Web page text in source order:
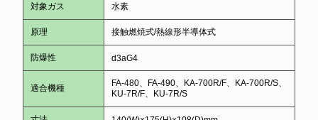
対象ガス 水素
原理 接触燃焼式/熱線形半導体式
防爆性 d3aG4
適合機種
FA-480、FA-490、KA-700R/F、KA-700R/S、
KU-7R/F、KU-7R/S